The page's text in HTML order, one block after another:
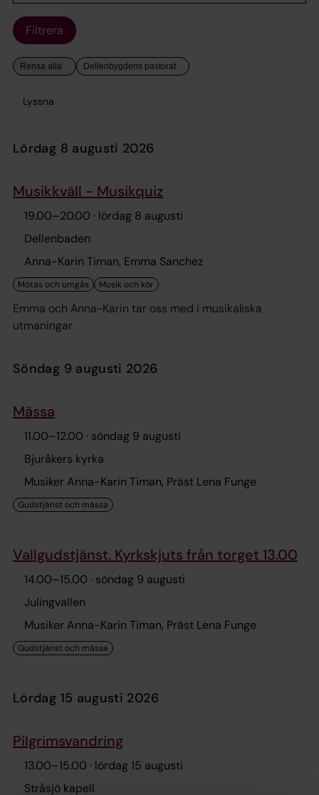
Filtrera
Lyssna
lördag 8 augusti 2026
Musikkväll - Musikquiz
19.00–20.00 · lördag 8 augusti
Dellenbaden
Anna-Karin Timan, Emma Sanchez
Emma och Anna-Karin tar oss med i musikaliska
utmaningar
söndag 9 augusti 2026
Mässa
11.00–12.00 · söndag 9 augusti
Bjuråkers kyrka
Musiker Anna-Karin Timan, Präst Lena Funge
Vallgudstjänst. Kyrkskjuts från torget 13.00
14.00–15.00 · söndag 9 augusti
Julingvallen
Musiker Anna-Karin Timan, Präst Lena Funge
lördag 15 augusti 2026
Pilgrimsvandring
13.00–15.00 · lördag 15 augusti
Stråsjö kapell